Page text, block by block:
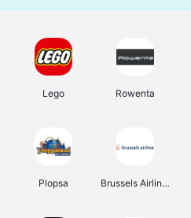
Lego Rowenta
Plopsa Brussels Airlines